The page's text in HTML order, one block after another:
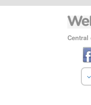
Central